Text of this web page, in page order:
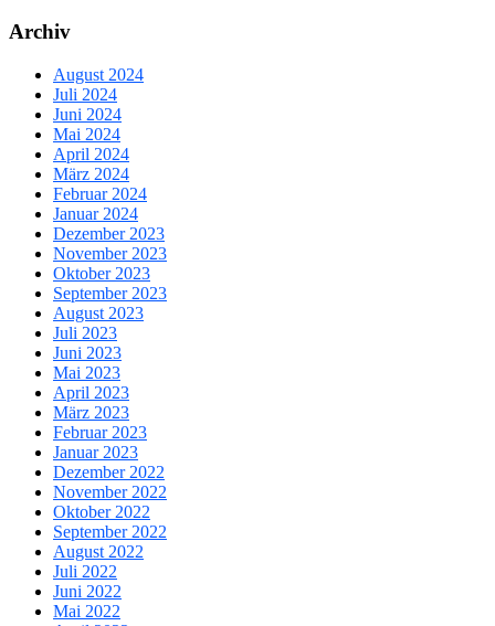
Archiv
August 2024
Juli 2024
Juni 2024
Mai 2024
April 2024
März 2024
Februar 2024
Januar 2024
Dezember 2023
November 2023
Oktober 2023
September 2023
August 2023
Juli 2023
Juni 2023
Mai 2023
April 2023
März 2023
Februar 2023
Januar 2023
Dezember 2022
November 2022
Oktober 2022
September 2022
August 2022
Juli 2022
Juni 2022
Mai 2022